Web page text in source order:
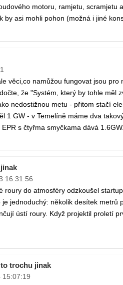
motoru, ramjetu, scramjetu
asi mohli pohon (možná i jiné
věci,co namůžou fungovat jsou
že "Systém, který by tohle měl
nedostižnou metu - přitom stačí
1 GW - v Temelíně máme dva
s čtyřma smyčkama dává 1.6GW.
16:31:56
roury do atmosféry odzkoušel
jednoduchý: několik desítek
ústí roury. Když projektil proletí
trochu jinak
15:07:19